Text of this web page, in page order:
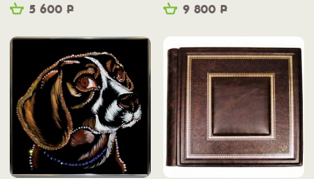
5 600 Р 9 800 Р